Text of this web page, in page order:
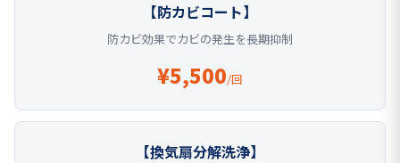
【防カビコート】
防カビ効果でカビの発生を長期抑制
¥5,500/回
【換気扇分解洗浄】